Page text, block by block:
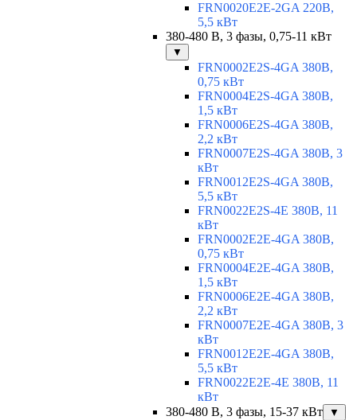
FRN0020E2E-2GA 220В,
5,5 кВт
380-480 В, 3 фазы, 0,75-11 кВт
▼
FRN0002E2S-4GA 380В,
0,75 кВт
FRN0004E2S-4GA 380В,
1,5 кВт
FRN0006E2S-4GA 380В,
2,2 кВт
FRN0007E2S-4GA 380В, 3
кВт
FRN0012E2S-4GA 380В,
5,5 кВт
FRN0022E2S-4E 380В, 11
кВт
FRN0002E2E-4GA 380В,
0,75 кВт
FRN0004E2E-4GA 380В,
1,5 кВт
FRN0006E2E-4GA 380В,
2,2 кВт
FRN0007E2E-4GA 380В, 3
кВт
FRN0012E2E-4GA 380В,
5,5 кВт
FRN0022E2E-4E 380В, 11
кВт
380-480 В, 3 фазы, 15-37 кВт
▼